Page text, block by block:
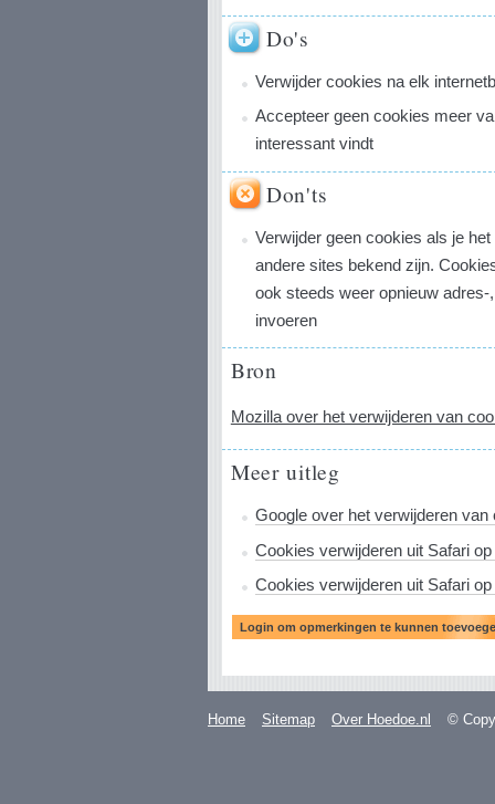
Do's
Verwijder cookies na elk
Accepteer geen cookies meer
interessant vindt
Don'ts
Verwijder geen cookies als je
andere sites bekend zijn.
ook steeds weer opnieuw
invoeren
Bron
Mozilla over het verwijderen van
Meer uitleg
Google over het verwijderen
Cookies verwijderen uit Safari op
Cookies verwijderen uit Safari
Home Sitemap Over Hoedoe.nl ©